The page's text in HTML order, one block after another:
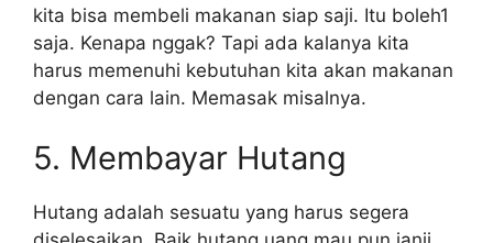
kita bisa membeli makanan siap saji. Itu boleh1
saja. Kenapa nggak? Tapi ada kalanya kita
harus memenuhi kebutuhan kita akan makanan
dengan cara lain. Memasak misalnya.
5. Membayar Hutang
Hutang adalah sesuatu yang harus segera